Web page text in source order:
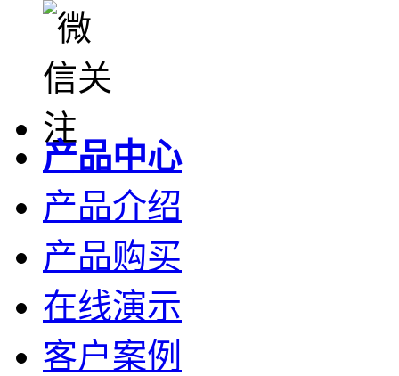
产品中心
产品介绍
产品购买
在线演示
客户案例